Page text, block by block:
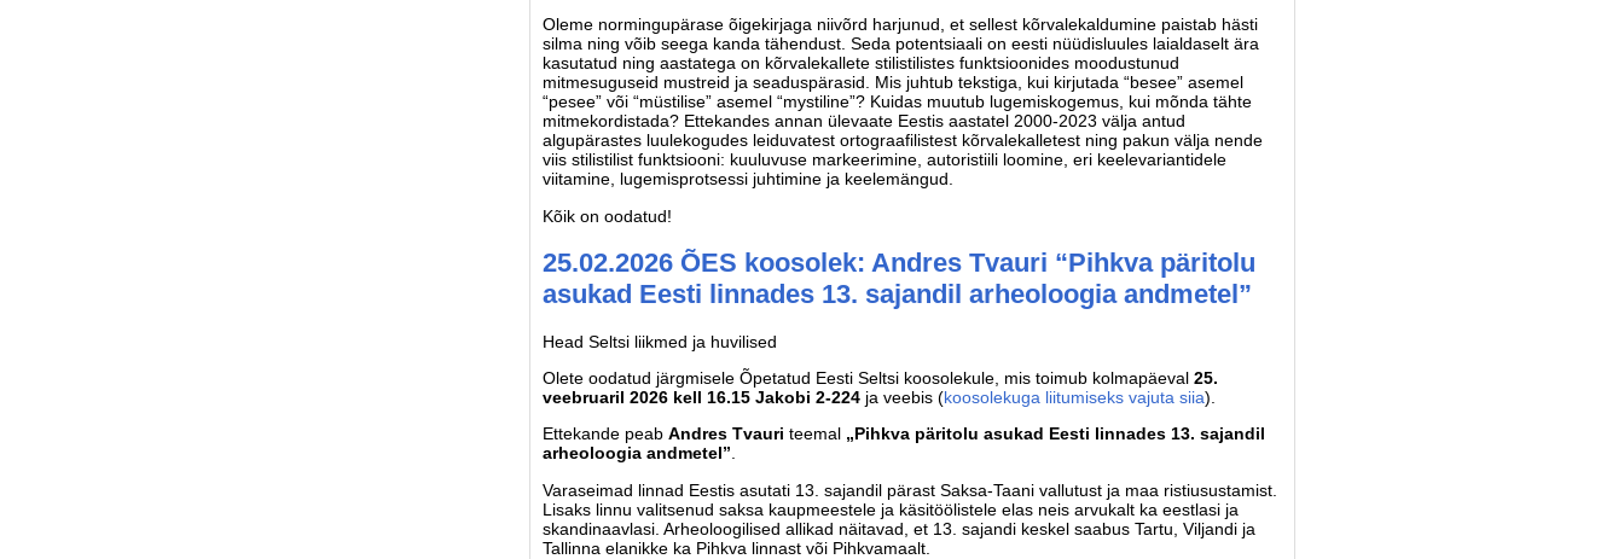
Oleme normingupärase õigekirjaga niivõrd harjunud, et sellest kõrvalekaldumine paistab hästi
silma ning võib seega kanda tähendust. Seda potentsiaali on eesti nüüdisluules laialdaselt ära
kasutatud ning aastatega on kõrvalekallete stilistilistes funktsioonides moodustunud
mitmesuguseid mustreid ja seaduspärasid. Mis juhtub tekstiga, kui kirjutada “besee” asemel
“pesee” või “müstilise” asemel “mystiline”? Kuidas muutub lugemiskogemus, kui mõnda tähte
mitmekordistada? Ettekandes annan ülevaate Eestis aastatel 2000-2023 välja antud
algupärastes luulekogudes leiduvatest ortograafilistest kõrvalekalletest ning pakun välja nende
viis stilistilist funktsiooni: kuuluvuse markeerimine, autoristiili loomine, eri keelevariantidele
viitamine, lugemisprotsessi juhtimine ja keelemängud.
Kõik on oodatud!
25.02.2026 ÕES koosolek: Andres Tvauri “Pihkva päritolu
asukad Eesti linnades 13. sajandil arheoloogia andmetel”
Head Seltsi liikmed ja huvilised
Olete oodatud järgmisele Õpetatud Eesti Seltsi koosolekule, mis toimub kolmapäeval 25.
veebruaril 2026 kell 16.15 Jakobi 2-224 ja veebis (koosolekuga liitumiseks vajuta siia).
Ettekande peab Andres Tvauri teemal „Pihkva päritolu asukad Eesti linnades 13. sajandil
arheoloogia andmetel”.
Varaseimad linnad Eestis asutati 13. sajandil pärast Saksa-Taani vallutust ja maa ristiusustamist.
Lisaks linnu valitsenud saksa kaupmeestele ja käsitöölistele elas neis arvukalt ka eestlasi ja
skandinaavlasi. Arheoloogilised allikad näitavad, et 13. sajandi keskel saabus Tartu, Viljandi ja
Tallinna elanikke ka Pihkva linnast või Pihkvamaalt.